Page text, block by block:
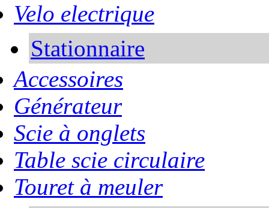
Velo electrique
Stationnaire
Accessoires
Générateur
Scie à onglets
Table scie circulaire
Touret à meuler